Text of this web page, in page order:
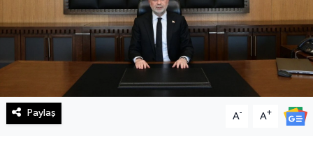
Paylaş A- A+
Resmi İlan
Sağlık
SürManşet